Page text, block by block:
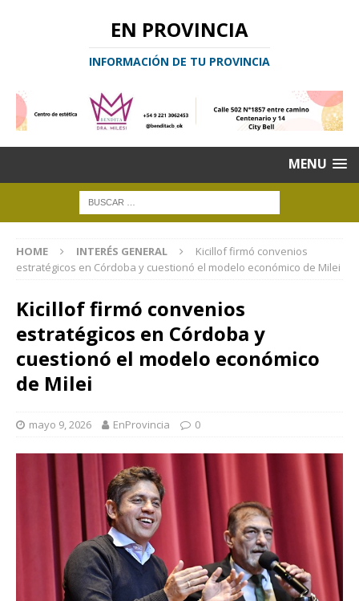
EN PROVINCIA
INFORMACIÓN DE TU PROVINCIA
MENU
HOME INTERÉS GENERAL
Kicillof firmó convenios
estratégicos en Córdoba y cuestionó el modelo económico de Milei
Kicillof firmó convenios
estratégicos en Córdoba y
cuestionó el modelo económico
de Milei
mayo 9, 2026 EnProvincia 0